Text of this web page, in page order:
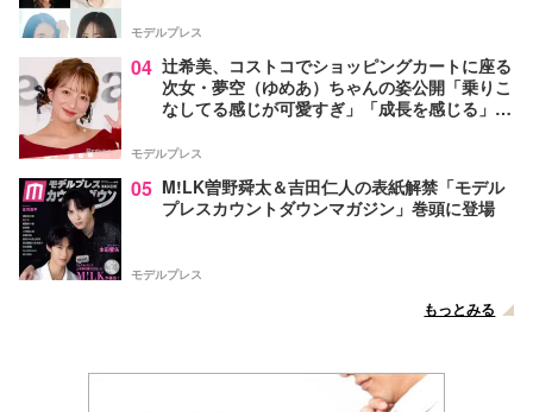
モデルプレス
04 辻希美、コストコでショッピングカートに座る
次女・夢空（ゆめあ）ちゃんの姿公開「乗りこ
なしてる感じが可愛すぎ」「成長を感じる」の
モデルプレス
05 M!LK曽野舜太＆吉田仁人の表紙解禁「モデル
プレスカウントダウンマガジン」巻頭に登場
モデルプレス
もっとみる